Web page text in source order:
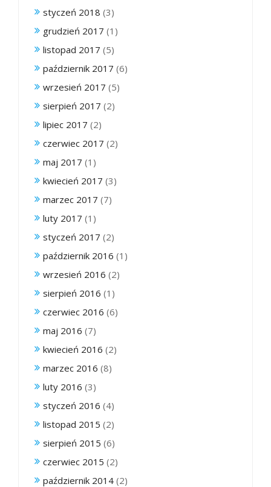
styczeń 2018 (3)
grudzień 2017 (1)
listopad 2017 (5)
październik 2017 (6)
wrzesień 2017 (5)
sierpień 2017 (2)
lipiec 2017 (2)
czerwiec 2017 (2)
maj 2017 (1)
kwiecień 2017 (3)
marzec 2017 (7)
luty 2017 (1)
styczeń 2017 (2)
październik 2016 (1)
wrzesień 2016 (2)
sierpień 2016 (1)
czerwiec 2016 (6)
maj 2016 (7)
kwiecień 2016 (2)
marzec 2016 (8)
luty 2016 (3)
styczeń 2016 (4)
listopad 2015 (2)
sierpień 2015 (6)
czerwiec 2015 (2)
październik 2014 (2)